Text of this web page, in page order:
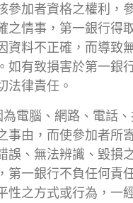
參加者資格之權利，
之情事，第一銀行得
資料不正確，而導致
如有致損害於第一銀
法律責任。
電腦、網路、電話
事由，而使參加者所
誤、無法辨識、毀損
第一銀行不負任何責
性之方式或行為，一